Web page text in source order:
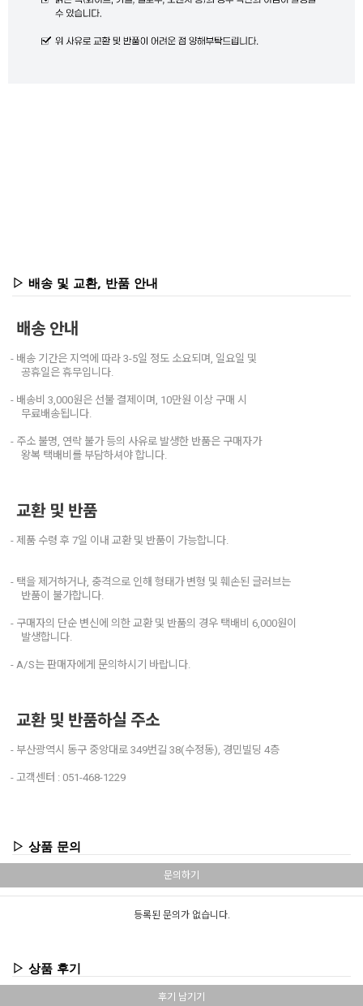
▷ 배송 및 교환, 반품 안내
배송 안내
- 배송 기간은 지역에 따라 3-5일 정도 소요되며, 일요일 및
공휴일은 휴무입니다.
- 배송비 3,000원은 선불 결제이며, 10만원 이상 구매 시
무료배송됩니다.
- 주소 불명, 연락 불가 등의 사유로 발생한 반품은 구매자가
왕복 택배비를 부담하셔야 합니다.
교환 및 반품
- 제품 수령 후 7일 이내 교환 및 반품이 가능합니다.
- 택을 제거하거나, 충격으로 인해 형태가 변형 및 훼손된 글러브는
반품이 불가합니다.
- 구매자의 단순 변신에 의한 교환 및 반품의 경우 택배비 6,000원이
발생합니다.
- A/S는 판매자에게 문의하시기 바랍니다.
교환 및 반품하실 주소
- 부산광역시 동구 중앙대로 349번길 38(수정동), 경민빌딩 4층
- 고객센터 : 051-468-1229
▷ 상품 문의
문의하기
등록된 문의가 없습니다.
▷ 상품 후기
후기 남기기